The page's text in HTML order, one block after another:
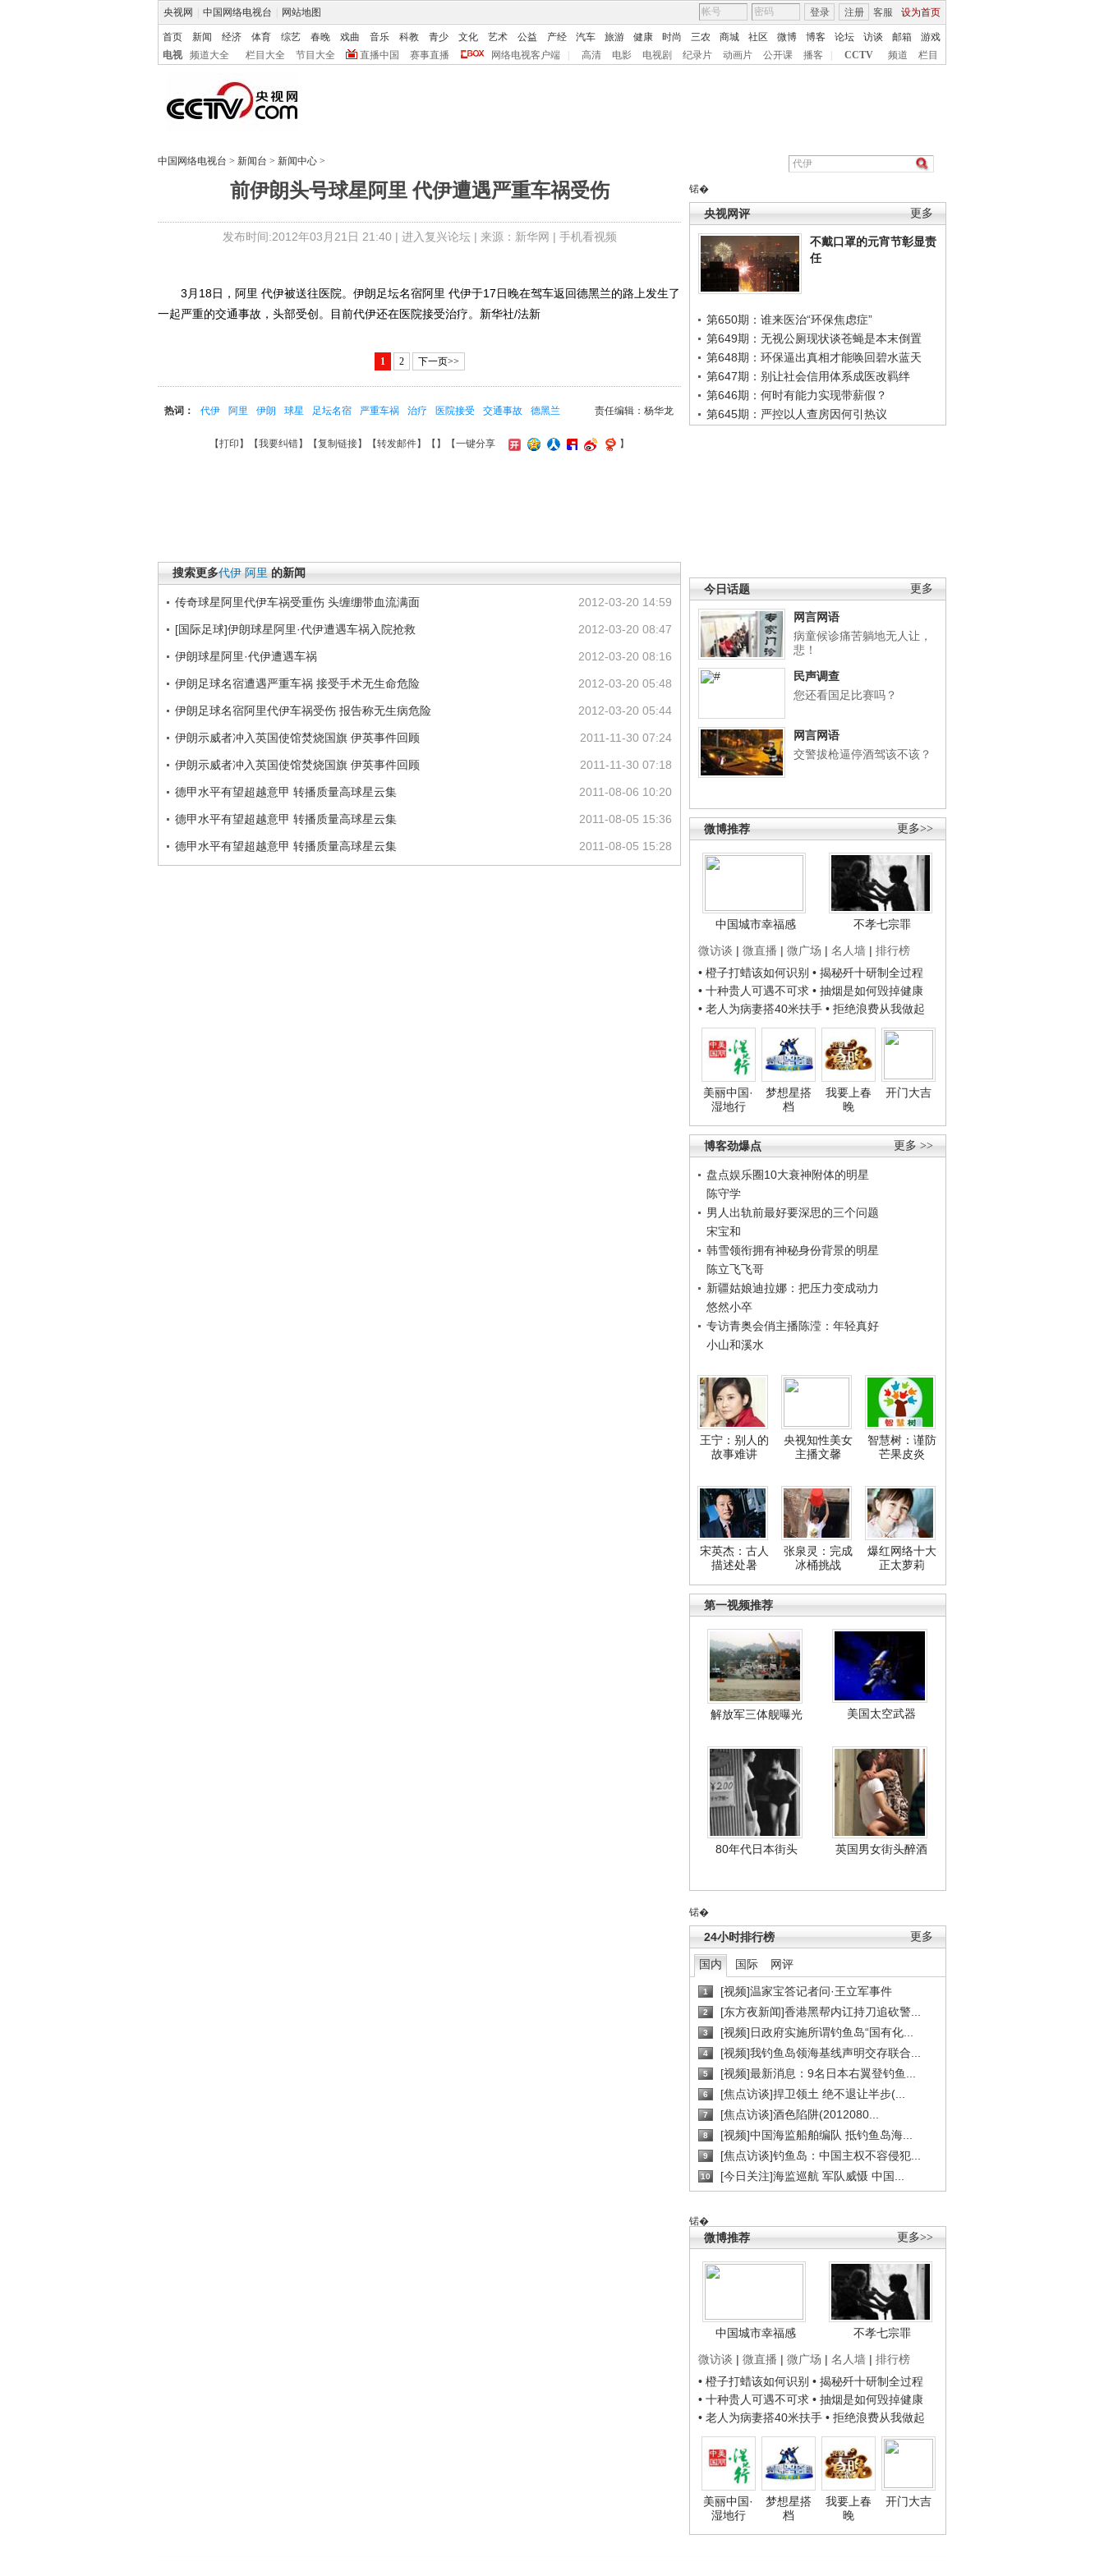
央视网 中国网络电视台 网站地图 客服 设为首页
登录 注册
首页 新闻 经济 体育 综艺 春晚 戏曲 音乐 科教 青少 文化 艺术 公益 产经 汽车 旅游 健康 时尚 三农 商城 社区 微博 博客 论坛 访谈 邮箱
游戏
电视
频道大全 栏目大全 节目大全 直播中国 赛事直播 网络电视客户端 高清 电影 电视剧 纪录片 动画片 公开课 播客 CCTV 频道 栏目
中国网络电视台 > 新闻台 > 新闻中心 >
前伊朗头号球星阿里 代伊遭遇严重车祸受伤
发布时间:2012年03月21日 21:40 | 进入复兴论坛| 来源：新华网 | 手机看视频
锘�
更多
央视网评
不戴口罩的元宵节彰显责
任
第650期：谁来医治“环保焦虑症”
第649期：无视公厕现状谈苍蝇是本末倒置
第648期：环保逼出真相才能唤回碧水蓝天
第647期：别让社会信用体系成医改羁绊
第646期：何时有能力实现带薪假？
第645期：严控以人查房因何引热议
更多
今日话题
网言网语
病童候诊痛苦躺地无人让，
悲！
民声调查
您还看国足比赛吗？
网言网语
交警拔枪逼停酒驾该不该？
更多>>
微博推荐
中国城市幸福感
不孝七宗罪
微访谈 | 微直播 | 微广场 | 名人墙 | 排行榜
• 橙子打蜡该如何识别 • 揭秘歼十研制全过程
• 十种贵人可遇不可求 • 抽烟是如何毁掉健康
• 老人为病妻搭40米扶手 • 拒绝浪费从我做起
美丽中国·
湿地行
梦想星搭
档
我要上春
晚
开门大吉
更多 >>
博客劲爆点
盘点娱乐圈10大衰神附体的明星
陈守学
男人出轨前最好要深思的三个问题
宋宝和
韩雪领衔拥有神秘身份背景的明星
陈立飞飞哥
新疆姑娘迪拉娜：把压力变成动力
悠然小卒
专访青奥会俏主播陈滢：年轻真好
小山和溪水
王宁：别人的
故事难讲
央视知性美女
主播文馨
智慧树：谨防
芒果皮炎
宋英杰：古人
描述处暑
张泉灵：完成
冰桶挑战
爆红网络十大
正太萝莉
第一视频推荐
解放军三体舰曝光 美国太空武器
80年代日本街头 英国男女街头醉酒
锘�
更多
24小时排行榜
国内 国际 网评
1 [视频]温家宝答记者问·王立军事件
2 [东方夜新闻]香港黑帮内讧持刀追砍警...
3 [视频]日政府实施所谓钓鱼岛“国有化...
4 [视频]我钓鱼岛领海基线声明交存联合...
5 [视频]最新消息：9名日本右翼登钓鱼...
6 [焦点访谈]捍卫领土 绝不退让半步(...
7 [焦点访谈]酒色陷阱(2012080...
8 [视频]中国海监船舶编队 抵钓鱼岛海...
9 [焦点访谈]钓鱼岛：中国主权不容侵犯...
10 [今日关注]海监巡航 军队威慑 中国...
锘�
更多>>
微博推荐
中国城市幸福感
不孝七宗罪
微访谈 | 微直播 | 微广场 | 名人墙 | 排行榜
• 橙子打蜡该如何识别 • 揭秘歼十研制全过程
• 十种贵人可遇不可求 • 抽烟是如何毁掉健康
• 老人为病妻搭40米扶手 • 拒绝浪费从我做起
美丽中国·
湿地行
梦想星搭
档
我要上春
晚
开门大吉
3月18日，阿里 代伊被送往医院。伊朗足坛名宿阿里 代伊于17日晚在驾车返回德黑兰的路上发生了
一起严重的交通事故，头部受创。目前代伊还在医院接受治疗。新华社/法新
1 2 下一页>>
责任编辑：杨华龙
热词： 代伊 阿里 伊朗 球星 足坛名宿 严重车祸 治疗 医院接受 交通事故 德黑兰
【打印 】【我要纠错】【复制链接】【转发邮件】【 】 【一键分享 】
搜索更多代伊 阿里 的新闻
2012-03-20 14:59
传奇球星阿里代伊车祸受重伤 头缠绷带血流满面
2012-03-20 08:47
[国际足球]伊朗球星阿里·代伊遭遇车祸入院抢救
2012-03-20 08:16
伊朗球星阿里·代伊遭遇车祸
2012-03-20 05:48
伊朗足球名宿遭遇严重车祸 接受手术无生命危险
2012-03-20 05:44
伊朗足球名宿阿里代伊车祸受伤 报告称无生病危险
2011-11-30 07:24
伊朗示威者冲入英国使馆焚烧国旗 伊英事件回顾
2011-11-30 07:18
伊朗示威者冲入英国使馆焚烧国旗 伊英事件回顾
2011-08-06 10:20
德甲水平有望超越意甲 转播质量高球星云集
2011-08-05 15:36
德甲水平有望超越意甲 转播质量高球星云集
2011-08-05 15:28
德甲水平有望超越意甲 转播质量高球星云集